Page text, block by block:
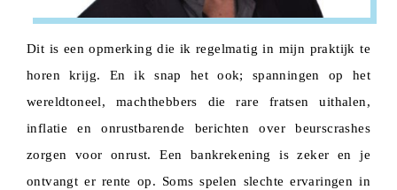
Dit is een opmerking die ik regelmatig in mijn praktijk te
horen krijg. En ik snap het ook; spanningen op het
wereldtoneel, machthebbers die rare fratsen uithalen,
inflatie en onrustbarende berichten over beurscrashes
zorgen voor onrust. Een bankrekening is zeker en je
ontvangt er rente op. Soms spelen slechte ervaringen in